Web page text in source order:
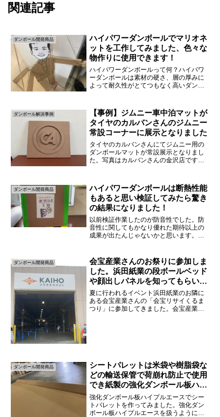
関連記事
ダンボール開発商品
ハイパワーダンボールでマリオネ
ットを工作してみました、色々な
物作りに使用できます！
ハイパワーダンボールって何？ハイパワ
ーダンボールは素材の硬さ、層の厚みに
よって耐久性がとてつもなく高いダンボ
箱を作っていました。要は高級なダンボ
ールって感じですね。ハイ...
ダンボール解決事例
【事例】ジムニー車中泊マットが
タイヤのカルバンさんのジムニー
常設コーナーに展示となりました
タイヤのカルバンさんにてジムニー用の
ダンボールマットが常設展示となりまし
た。写真はカルバンさんの金沢店ですジ
とでありがたい限りです。ちなみにです
が、写真の「カルバン金沢...
ダンボール開発商品
ハイパワーダンボールは断熱性能
もあると思い検証してみたら驚き
の結果になりました！
以前検証作業したのが防音性でした。防
音性に関してもかなり優れた期待以上の
成果が出たんじゃないかと思います。防
験してみたらすさまじい効果があり驚き
ました！）なので下にリン...
ダンボール開発商品
会宝産業さんのお祭りに参加しま
した。浜田紙業の段ボールベッド
や顔出しパネルを知ってもらいま
した
夏に行われるイベント浜田紙業のお隣に
ある会宝産業さんの「会宝リサイくるま
つり」に参加してきました。会宝産業さ
ダンボール開発商品
シートパレットは米袋や樹脂袋な
どの輸送保管で荷崩れ防止で使用
でき紙製の強化ダンボール板ハイ
プルエースが使える
強化ダンボール板ハイプルエースでシー
トパレットを作ってみました。強化ダン
ボール板ハイプルエースを扱うようにな